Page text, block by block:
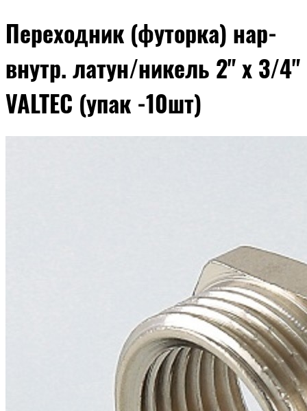
Переходник (футорка) нар-
внутр. латун/никель 2" х 3/4"
VALTEC (упак -10шт)